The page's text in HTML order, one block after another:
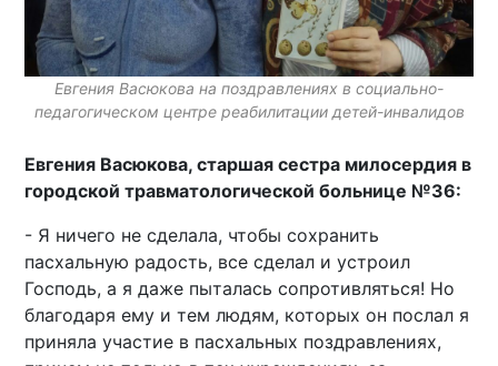
Евгения Васюкова на поздравлениях в социально-
педагогическом центре реабилитации детей-инвалидов
Евгения Васюкова, старшая сестра милосердия в
городской травматологической больнице №36:
- Я ничего не сделала, чтобы сохранить
пасхальную радость, все сделал и устроил
Господь, а я даже пыталась сопротивляться! Но
благодаря ему и тем людям, которых он послал я
приняла участие в пасхальных поздравлениях,